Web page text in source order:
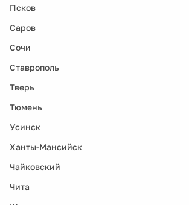
Псков
Саров
Сочи
Ставрополь
Тверь
Тюмень
Усинск
Ханты-Мансийск
Чайковский
Чита